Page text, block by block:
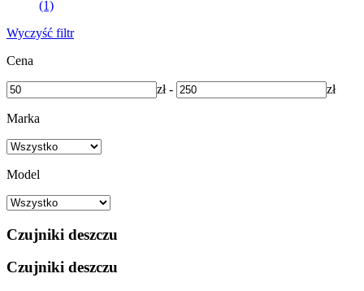
(1)
Wyczyść filtr
Cena
zł - zł
Marka
Model
Czujniki deszczu
Czujniki deszczu